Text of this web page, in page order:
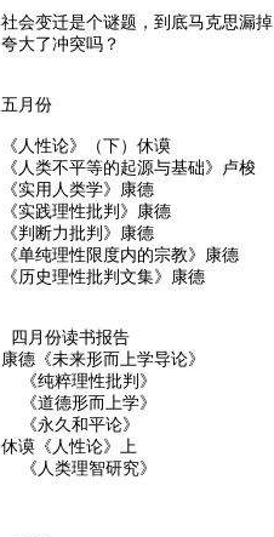
社会变迁是个谜题，到底马克思漏
夸大了冲突吗？
五月份
《人性论》（下）休谟
《人类不平等的起源与基础》卢梭
《实用人类学》康德
《实践理性批判》康德
《判断力批判》康德
《单纯理性限度内的宗教》康德
《历史理性批判文集》康德
四月份读书报告
康德《未来形而上学导论》
《纯粹理性批判》
《道德形而上学》
《永久和平论》
休谟《人性论》上
《人类理智研究》